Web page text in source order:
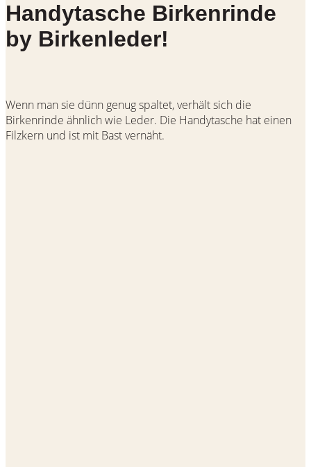
Handytasche Birkenrinde
by Birkenleder!
Wenn man sie dünn genug spaltet, verhält sich die
Birkenrinde ähnlich wie Leder. Die Handytasche hat einen
Filzkern und ist mit Bast vernäht.